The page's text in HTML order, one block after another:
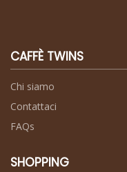
CAFFÈ TWINS
Chi siamo
Contattaci
FAQs
SHOPPING